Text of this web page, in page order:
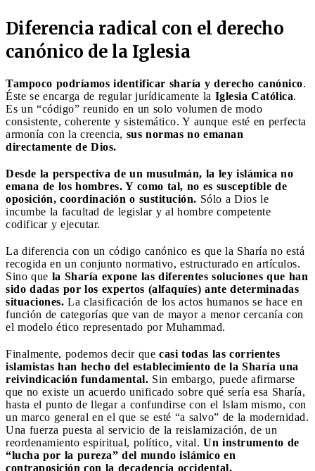
Diferencia radical con el derecho
canónico de la Iglesia
Tampoco podríamos identificar sharía y derecho canónico.
Éste se encarga de regular jurídicamente la Iglesia Católica.
Es un “código” reunido en un solo volumen de modo
consistente, coherente y sistemático. Y aunque esté en perfecta
armonía con la creencia, sus normas no emanan
directamente de Dios.
Desde la perspectiva de un musulmán, la ley islámica no
emana de los hombres. Y como tal, no es susceptible de
oposición, coordinación o sustitución. Sólo a Dios le
incumbe la facultad de legislar y al hombre competente
codificar y ejecutar.
La diferencia con un código canónico es que la Sharía no está
recogida en un conjunto normativo, estructurado en artículos.
Sino que la Sharía expone las diferentes soluciones que han
sido dadas por los expertos (alfaquíes) ante determinadas
situaciones. La clasificación de los actos humanos se hace en
función de categorías que van de mayor a menor cercanía con
el modelo ético representado por Muhammad.
Finalmente, podemos decir que casi todas las corrientes
islamistas han hecho del establecimiento de la Sharía una
reivindicación fundamental. Sin embargo, puede afirmarse
que no existe un acuerdo unificado sobre qué sería esa Sharía,
hasta el punto de llegar a confundirse con el Islam mismo, con
un marco general en el que se esté “a salvo” de la modernidad.
Una fuerza puesta al servicio de la reislamización, de un
reordenamiento espiritual, político, vital. Un instrumento de
“lucha por la pureza” del mundo islámico en
contraposición con la decadencia occidental.